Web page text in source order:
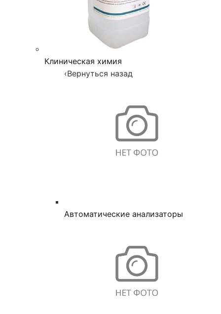
Клиническая химия
‹Вернуться назад
Автоматические анализаторы